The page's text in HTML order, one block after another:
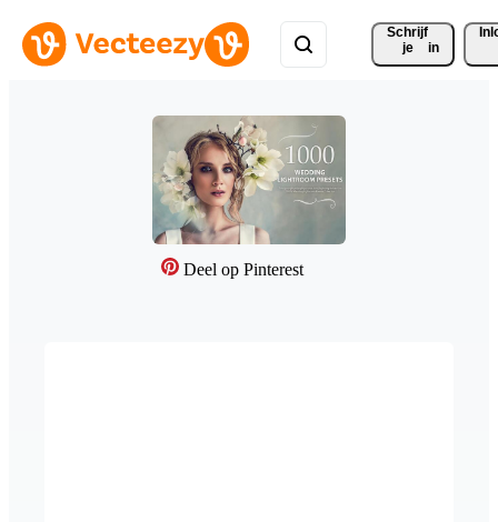
Schrijf
je
in
Deel op Pinterest